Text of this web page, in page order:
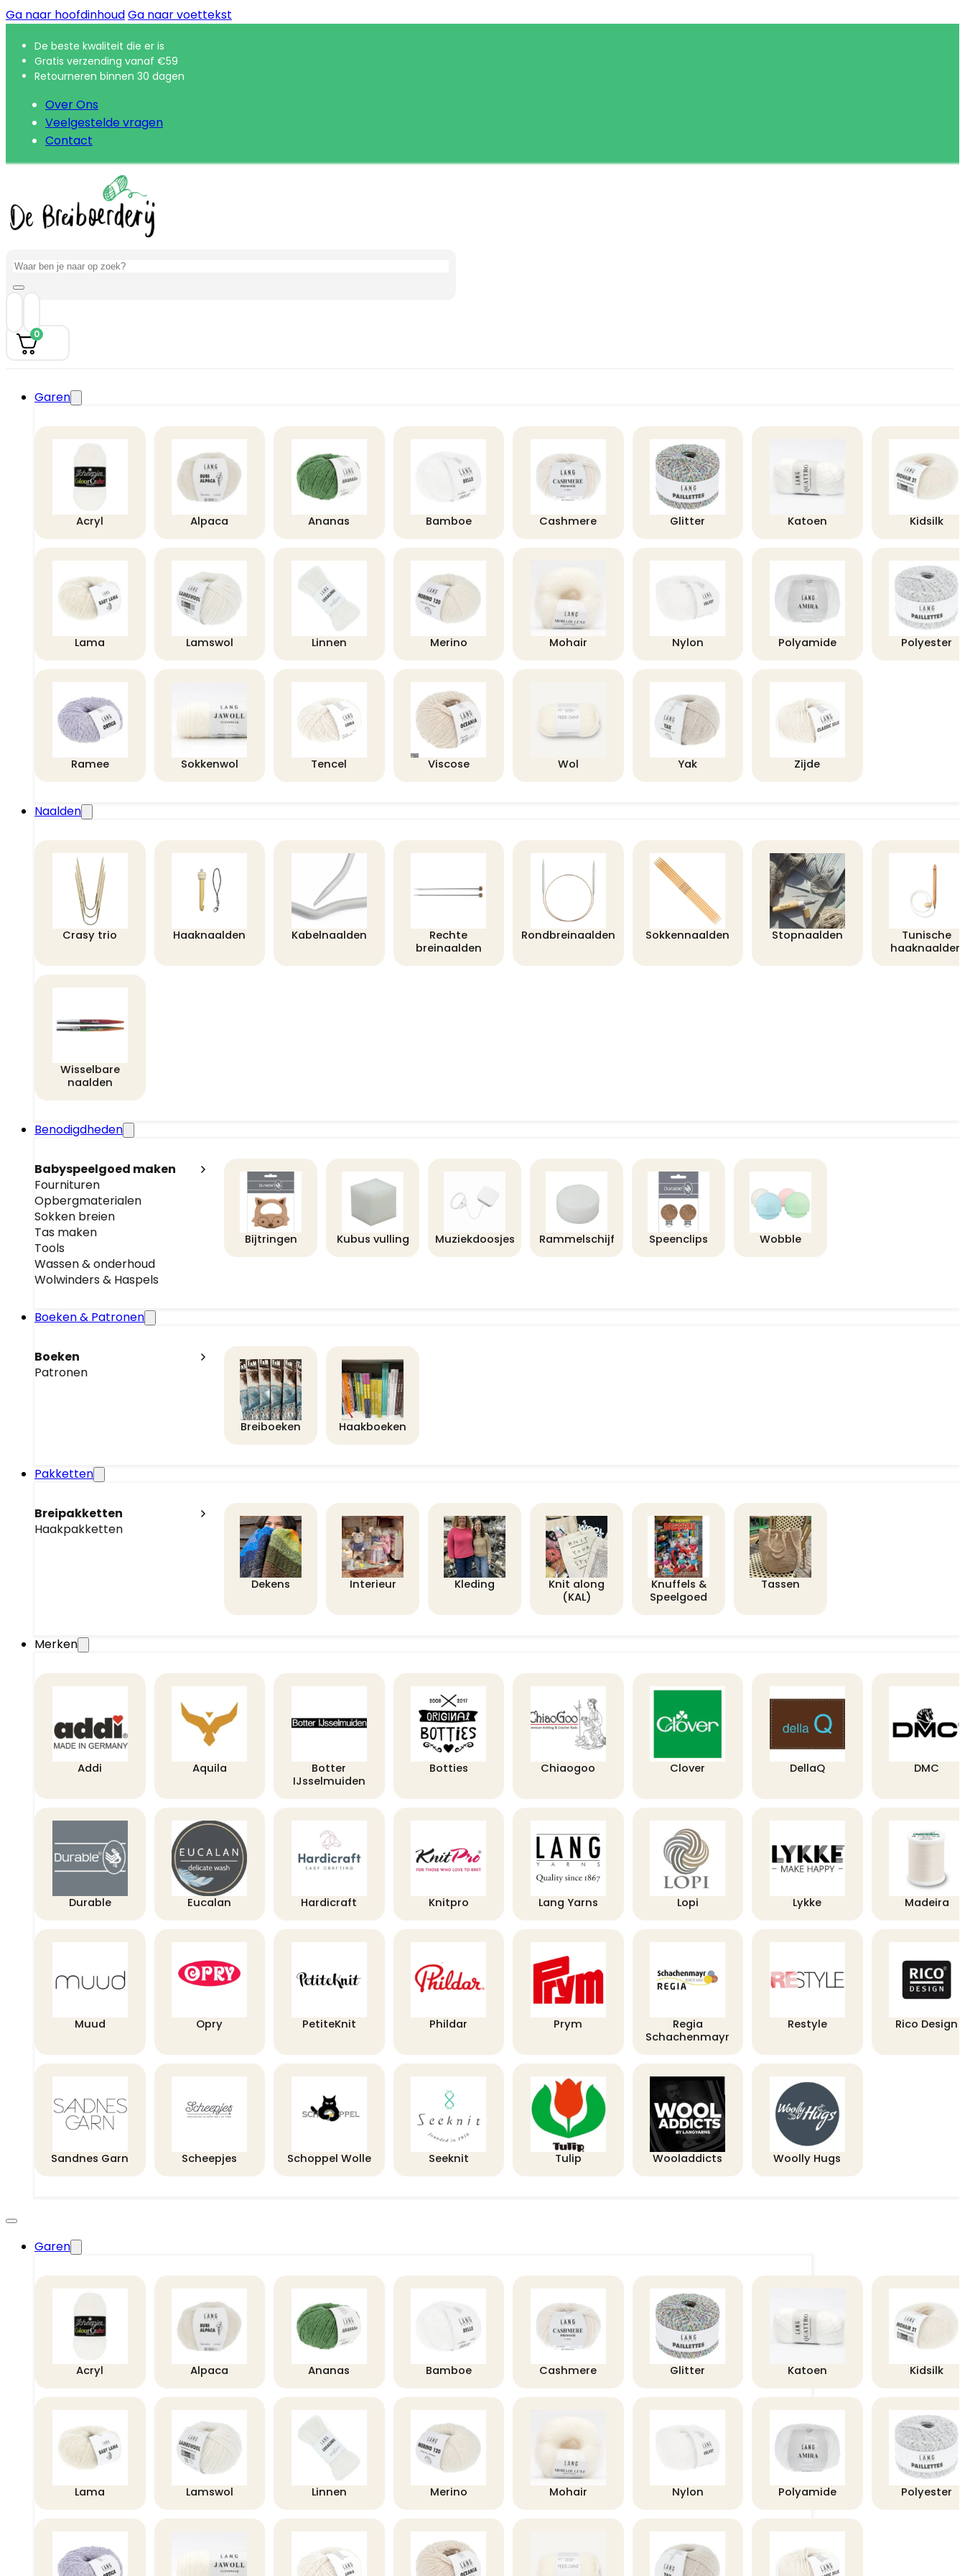
Ga naar hoofdinhoudGa naar voettekst
De beste kwaliteit die er is
Gratis verzending vanaf €59
Retourneren binnen 30 dagen
Over Ons
Veelgestelde vragen
Contact
Zoeken
0
Garen
Acryl Alpaca Ananas Bamboe Cashmere Glitter Katoen Kidsilk
Lama Lamswol Linnen Merino Mohair Nylon Polyamide Polyester
Ramee Sokkenwol Tencel Viscose Wol Yak Zijde
Naalden
Crasy trio Haaknaalden Kabelnaalden
Rechte
breinaalden
Rondbreinaalden Sokkennaalden Stopnaalden
Tunische
haaknaalden
Wisselbare
naalden
Benodigdheden
Babyspeelgoed maken
Fournituren
Opbergmaterialen
Sokken breien
Tas maken
Tools
Wassen & onderhoud
Wolwinders & Haspels
Bijtringen Kubus vulling Muziekdoosjes Rammelschijf Speenclips Wobble
Boeken & Patronen
Boeken
Patronen
Breiboeken Haakboeken
Pakketten
Breipakketten
Haakpakketten
Dekens Interieur Kleding
Knit along
(KAL)
Knuffels &
Speelgoed
Tassen
Merken
Addi Aquila
Botter
IJsselmuiden
Botties Chiaogoo Clover DellaQ DMC
Durable Eucalan Hardicraft Knitpro Lang Yarns Lopi Lykke Madeira
Muud Opry PetiteKnit Phildar Prym
Regia
Schachenmayr
Restyle Rico Design
Sandnes Garn Scheepjes Schoppel Wolle Seeknit Tulip Wooladdicts Woolly Hugs
Garen
Acryl Alpaca Ananas Bamboe Cashmere Glitter Katoen Kidsilk
Lama Lamswol Linnen Merino Mohair Nylon Polyamide Polyester